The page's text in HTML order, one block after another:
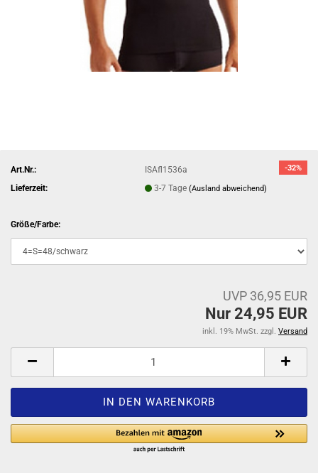
-32%
Art.Nr.:
ISAfl1536a
Lieferzeit:
3-7 Tage(Ausland abweichend)
Größe/Farbe:
UVP 36,95 EUR
Nur 24,95 EUR
inkl. 19% MwSt. zzgl. Versand